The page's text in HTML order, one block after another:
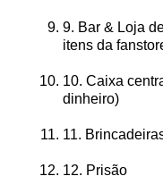
9. Bar & Loja
itens da
10. Caixa
dinheiro)
11.
12. Prisão